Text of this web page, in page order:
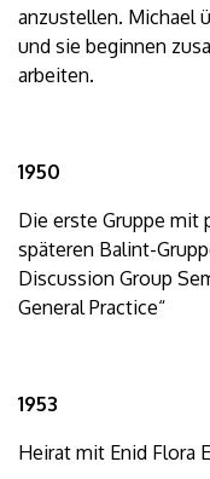
anzustellen. Michael
und sie beginnen
arbeiten.
1950
Die erste Gruppe mit
späteren Balint-
Discussion Group
General Practice“
1953
Heirat mit Enid Flora